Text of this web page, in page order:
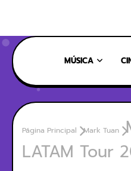
MÚSICA
Página Principal Mark Tuan
LATAM Tour